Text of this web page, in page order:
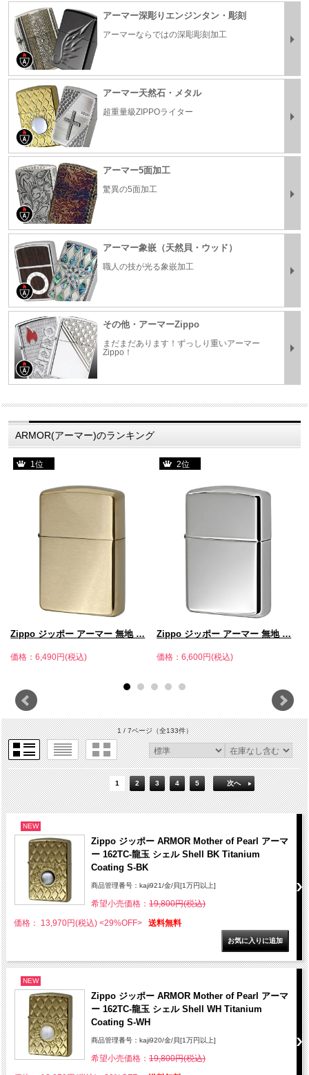
アーマー深彫りエンジンタン・彫刻
アーマーならではの深彫彫刻加工
アーマー天然石・メタル
超重量級ZIPPOライター
アーマー5面加工
驚異の5面加工
アーマー象嵌（天然貝・ウッド）
職人の技が光る象嵌加工
その他・アーマーZippo
まだまだあります！ずっしり重いアーマー
Zippo！
ARMOR(アーマー)のランキング
1位
Zippo ジッポー アーマー 無地 …
価格：6,490円(税込)
2位
Zippo ジッポー アーマー 無地 …
価格：6,600円(税込)
1 / 7ページ（全133件）
1 2 3 4 5 次へ
NEW
Zippo ジッポー ARMOR Mother of Pearl アーマ
ー 162TC-龍玉 シェル Shell BK Titanium
Coating S-BK
商品管理番号：kaji921/金/貝[1万円以上]
希望小売価格： 19,800円(税込)
価格： 13,970円(税込) <29%OFF> 送料無料
NEW
Zippo ジッポー ARMOR Mother of Pearl アーマ
ー 162TC-龍玉 シェル Shell WH Titanium
Coating S-WH
商品管理番号：kaji920/金/貝[1万円以上]
希望小売価格： 19,800円(税込)